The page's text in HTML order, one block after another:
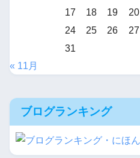
17
18 19 20
24
25 26 27
31
« 11月
ブログランキング